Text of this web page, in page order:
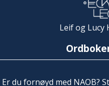
Leif og Lucy
Er du fornøyd med NAOB?